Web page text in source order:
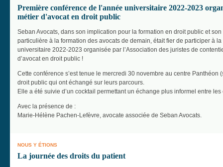
Première conférence de l'année universitaire 2022-2023
métier d'avocat en droit public
Seban Avocats, dans son implication pour la formation en droit public et
particulière à la formation des avocats de demain, était fier de participer à
universitaire 2022-2023 organisée par l’Association des juristes de
d’avocat en droit public !
Cette conférence s’est tenue le mercredi 30 novembre au centre Panthéon
droit public qui ont échangé sur leurs parcours.
Elle a été suivie d’un cocktail permettant un échange plus informel entre
Avec la présence de :
Marie-Hélène Pachen-Lefèvre, avocate associée de Seban Avocats.
NOUS Y ÉTIONS
La journée des droits du patient